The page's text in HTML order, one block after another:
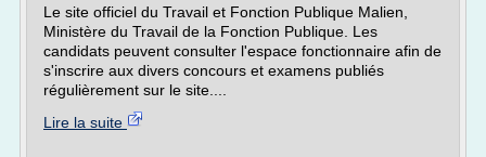
Le site officiel du Travail et Fonction Publique Malien,
Ministère du Travail de la Fonction Publique. Les
candidats peuvent consulter l'espace fonctionnaire afin de
s'inscrire aux divers concours et examens publiés
régulièrement sur le site....
Lire la suite